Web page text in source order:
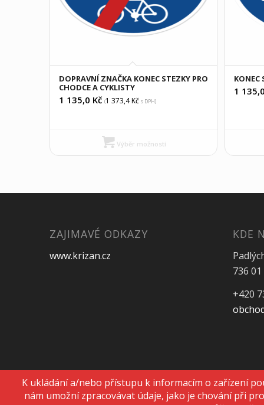
DOPRAVNÍ ZNAČKA KONEC STEZKY PRO
CHODCE A CYKLISTY
1 135,0 Kč (1 373,4Kčs DPH)
Výběr možností
KONEC
1 135,0
ZAJIMAVÉ ODKAZY
www.krizan.cz
KDE
736
+420